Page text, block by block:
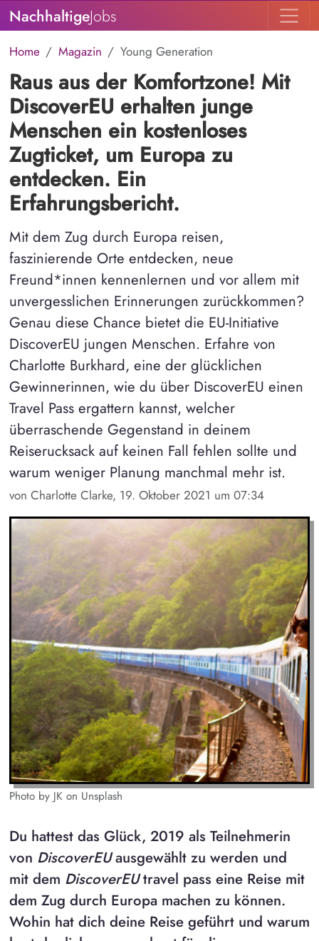
NachhaltigeJobs
Home Magazin Young Generation
Raus aus der Komfortzone! Mit
DiscoverEU erhalten junge
Menschen ein kostenloses
Zugticket, um Europa zu
entdecken. Ein
Erfahrungsbericht.
Mit dem Zug durch Europa reisen,
faszinierende Orte entdecken, neue
Freund*innen kennenlernen und vor allem mit
unvergesslichen Erinnerungen zurückkommen?
Genau diese Chance bietet die EU-Initiative
DiscoverEU jungen Menschen. Erfahre von
Charlotte Burkhard, eine der glücklichen
Gewinnerinnen, wie du über DiscoverEU einen
Travel Pass ergattern kannst, welcher
überraschende Gegenstand in deinem
Reiserucksack auf keinen Fall fehlen sollte und
warum weniger Planung manchmal mehr ist.
von Charlotte Clarke, 19. Oktober 2021 um 07:34
Photo by JK on Unsplash
Du hattest das Glück, 2019 als Teilnehmerin
von DiscoverEUausgewählt zu werden und
mit dem DiscoverEUtravel pass eine Reise mit
dem Zug durch Europa machen zu können.
Wohin hat dich deine Reise geführt und warum